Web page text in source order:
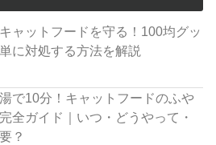
ャットフードを守る！100均グッ
に対処する方法を解説
で10分！キャットフードのふや
全ガイド｜いつ・どうやって・
？